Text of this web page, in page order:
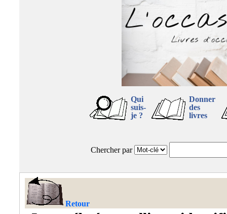
Qui
suis-
je ?
Donner
des
livres
Chercher par
Retour